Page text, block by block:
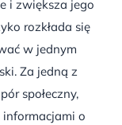
i zwiększa jego
rozkłada się
w jednym
Za jedną z
społeczny,
o